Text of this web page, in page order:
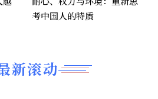
新滚动
考中国人的特质